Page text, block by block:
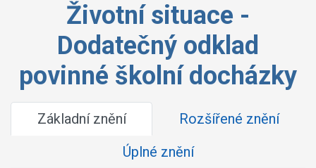
Životní situace -
Dodatečný odklad
povinné školní docházky
Základní znění
Rozšířené znění
Úplné znění